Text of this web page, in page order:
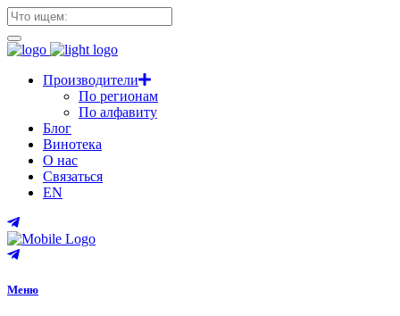
Производители
По регионам
По алфавиту
Блог
Винотека
О нас
Связаться
EN
Меню